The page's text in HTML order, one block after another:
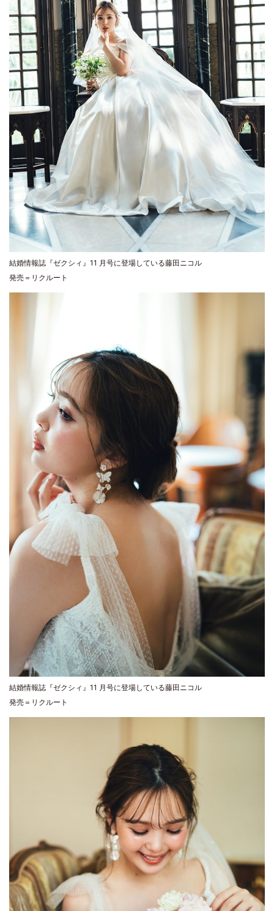
結婚情報誌『ゼクシィ』11 月号に登場している藤田ニコル
発売＝リクルート
結婚情報誌『ゼクシィ』11 月号に登場している藤田ニコル
発売＝リクルート